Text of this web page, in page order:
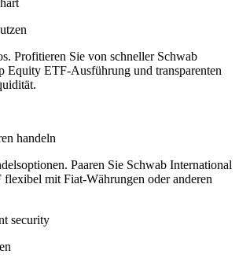
Profitieren Sie von schneller Schwab
Equity ETF-Ausführung und transparenten
handeln
Paaren Sie Schwab International
mit Fiat-Währungen oder anderen